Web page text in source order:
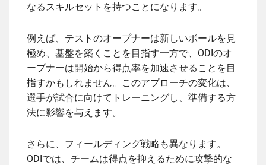
なるスキルセットを持つことになります。
例えば、テストのオープナーは新しいボールを見
極め、基盤を築くことを目指す一方で、ODIのオ
ープナーは開始から得点率を加速させることを目
指すかもしれません。このアプローチの変化は、
選手が試合に向けてトレーニングし、準備する方
法に影響を与えます。
さらに、フィールディング戦略も異なります。
ODIでは、チームは得点を抑えるために攻撃的な